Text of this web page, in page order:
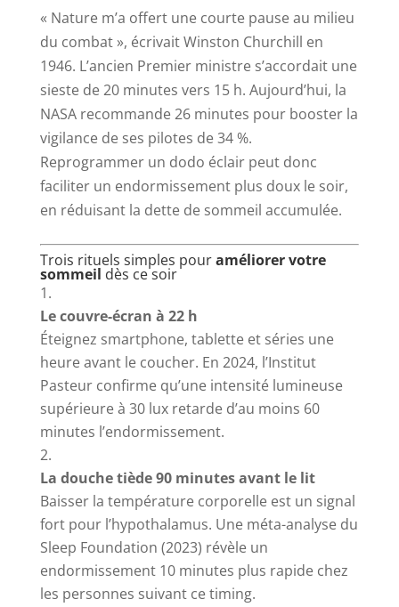
« Nature m’a offert une courte pause au milieu
du combat », écrivait Winston Churchill en
1946. L’ancien Premier ministre s’accordait une
sieste de 20 minutes vers 15 h. Aujourd’hui, la
NASA recommande 26 minutes pour booster la
vigilance de ses pilotes de 34 %.
Reprogrammer un dodo éclair peut donc
faciliter un endormissement plus doux le soir,
en réduisant la dette de sommeil accumulée.
Trois rituels simples pouraméliorer votre
sommeil dès ce soir
Le couvre-écran à 22 h
Éteignez smartphone, tablette et séries une
heure avant le coucher. En 2024, l’Institut
Pasteur confirme qu’une intensité lumineuse
supérieure à 30 lux retarde d’au moins 60
minutes l’endormissement.
La douche tiède 90 minutes avant le lit
Baisser la température corporelle est un signal
fort pour l’hypothalamus. Une méta-analyse du
Sleep Foundation (2023) révèle un
endormissement 10 minutes plus rapide chez
les personnes suivant ce timing.